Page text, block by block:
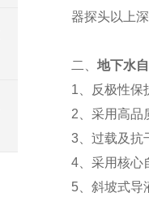
器探头以上
二、 地下水
1、反极性保
2、采用高品
3、过载及抗
4、采用核心
5、斜坡式导